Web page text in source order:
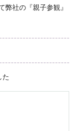
弊社の『親子参観』
た